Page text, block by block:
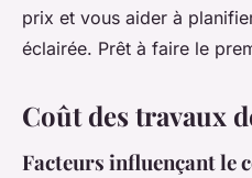
prix et vous aider à
éclairée. Prêt à faire le
Coût des travaux
Facteurs influençant le